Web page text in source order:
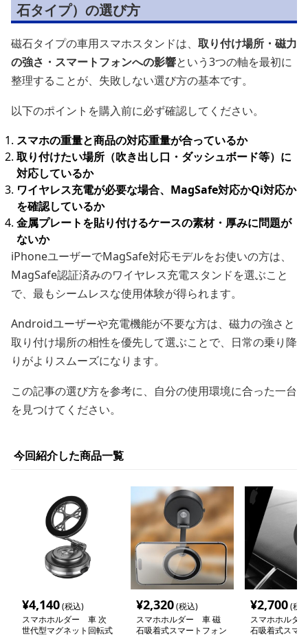
石タイプ）の選び方
磁石タイプの車用スマホスタンドは、 取り付け場所・磁力
の強さ・スマートフォンへの影響という3つの軸を最初に
整理することが、失敗しない選び方の基本です。
以下のポイントを購入前に必ず確認してください。
スマホの重量と商品の対応重量が合っているか
取り付けたい場所（吹き出し口・ダッシュボード等）に
対応しているか
ワイヤレス充電が必要な場合、MagSafe対応かQi対応か
を確認しているか
金属プレートを貼り付けるケースの素材・厚みに問題が
ないか
iPhoneユーザーでMagSafe対応モデルをお使いの方は、
MagSafe認証済みのワイヤレス充電スタンドを選ぶこと
で、最もシームレスな使用体験が得られます。
Androidユーザーや充電機能が不要な方は、磁力の強さと
取り付け場所の相性を優先して選ぶことで、日常の乗り降
りがよりスムーズになります。
この記事の選び方を参考に、自分の使用環境に合った一台
を見つけてください。
今回紹介した商品一覧
¥4,140(税込)
スマホホルダー 車 次
世代型マグネット回転式
¥2,320(税込)
スマホホルダー 車 磁
石吸着式スマートフォン
¥2,700(税
スマホホルダ
石吸着式スマ